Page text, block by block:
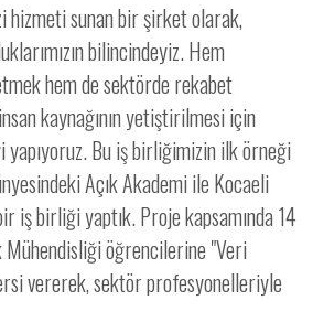
hizmeti sunan bir şirket olarak,
bilincindeyiz. Hem
hem de sektörde rekabet
kaynağının yetiştirilmesi için
Bu iş birliğimizin ilk örneği
Açık Akademi ile Kocaeli
iş birliği yaptık. Proje kapsamında 14
öğrencilerine "Veri
vererek, sektör profesyonelleriyle